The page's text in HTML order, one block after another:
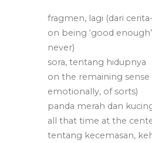
fragmen, lagi (dari
on being ‘good
never)
sora, tentang hidupnya
on the remaining
emotionally, of sorts)
panda merah dan
all that time at the
tentang kecemasan,